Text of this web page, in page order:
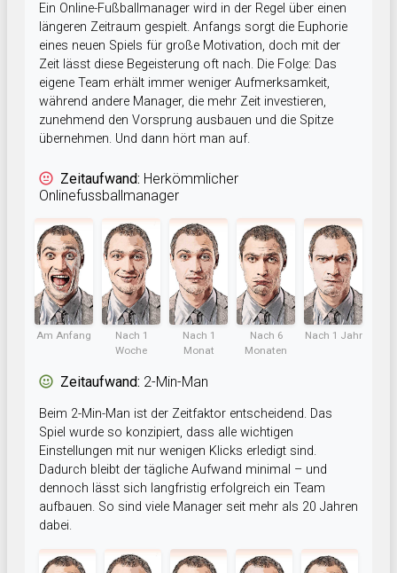
Ein Online-Fußballmanager wird in der Regel über einen
längeren Zeitraum gespielt. Anfangs sorgt die Euphorie
eines neuen Spiels für große Motivation, doch mit der
Zeit lässt diese Begeisterung oft nach. Die Folge: Das
eigene Team erhält immer weniger Aufmerksamkeit,
während andere Manager, die mehr Zeit investieren,
zunehmend den Vorsprung ausbauen und die Spitze
übernehmen. Und dann hört man auf.
Zeitaufwand: Herkömmlicher
Onlinefussballmanager
Am Anfang
Nach 1
Woche
Nach 1
Monat
Nach 6
Monaten
Nach 1 Jahr
Zeitaufwand: 2-Min-Man
Beim 2-Min-Man ist der Zeitfaktor entscheidend. Das
Spiel wurde so konzipiert, dass alle wichtigen
Einstellungen mit nur wenigen Klicks erledigt sind.
Dadurch bleibt der tägliche Aufwand minimal – und
dennoch lässt sich langfristig erfolgreich ein Team
aufbauen. So sind viele Manager seit mehr als 20 Jahren
dabei.